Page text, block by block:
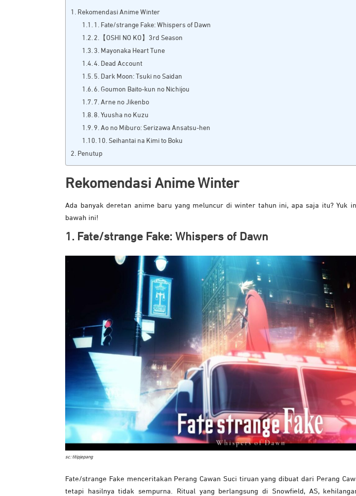
Rekomendasi Anime Winter
1. Fate/strange Fake: Whispers of Dawn
2.【OSHI NO KO】3rd Season
3. Mayonaka Heart Tune
4. Dead Account
5. Dark Moon: Tsuki no Saidan
6. Goumon Baito-kun no Nichijou
7. Arne no Jikenbo
8. Yuusha no Kuzu
9. Ao no Miburo: Serizawa Ansatsu-hen
10. Seihantai na Kimi to Boku
Penutup
Rekomendasi Anime Winter
Ada banyak deretan anime baru yang meluncur di winter tahun ini, apa saja itu? Yuk
bawah ini!
1. Fate/strange Fake: Whispers of Dawn
sc: titipjepang
Fate/strange Fake menceritakan Perang Cawan Suci tiruan yang dibuat dari Perang
tetapi hasilnya tidak sempurna. Ritual yang berlangsung di Snowfield, AS,